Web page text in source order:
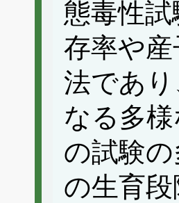
態毒性
存率や
法であ
なる多
の試験
の生育